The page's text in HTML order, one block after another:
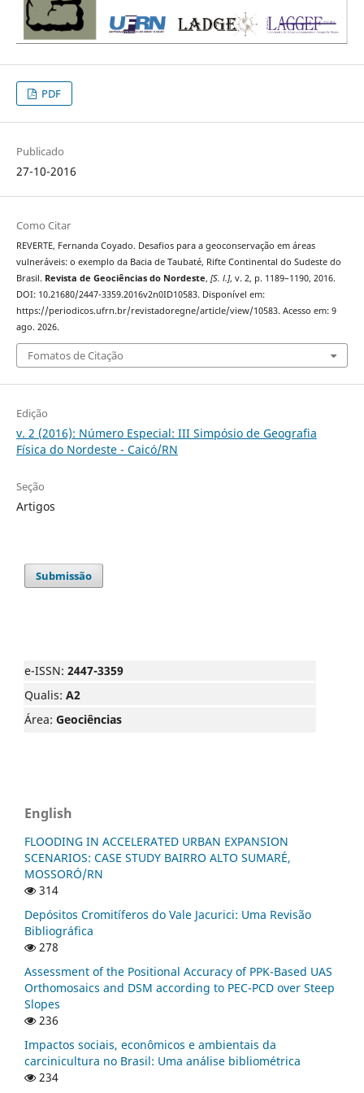
PDF
Publicado
27-10-2016
Como Citar
REVERTE, Fernanda Coyado. Desafios para a geoconservação em áreas
vulneráveis: o exemplo da Bacia de Taubaté, Rifte Continental do Sudeste do
Brasil. Revista de Geociências do Nordeste, [S. l.], v. 2, p. 1189–1190, 2016.
DOI: 10.21680/2447-3359.2016v2n0ID10583. Disponível em:
https://periodicos.ufrn.br/revistadoregne/article/view/10583. Acesso em: 9
ago. 2026.
Fomatos de Citação
Edição
v. 2 (2016): Número Especial: III Simpósio de Geografia
Física do Nordeste - Caicó/RN
Seção
Artigos
Submissão
e-ISSN: 2447-3359
Qualis: A2
Área: Geociências
English
FLOODING IN ACCELERATED URBAN EXPANSION
SCENARIOS: CASE STUDY BAIRRO ALTO SUMARÉ,
MOSSORÓ/RN
314
Depósitos Cromitíferos do Vale Jacurici: Uma Revisão
Bibliográfica
278
Assessment of the Positional Accuracy of PPK-Based UAS
Orthomosaics and DSM according to PEC-PCD over Steep
Slopes
236
Impactos sociais, econômicos e ambientais da
carcinicultura no Brasil: Uma análise bibliométrica
234